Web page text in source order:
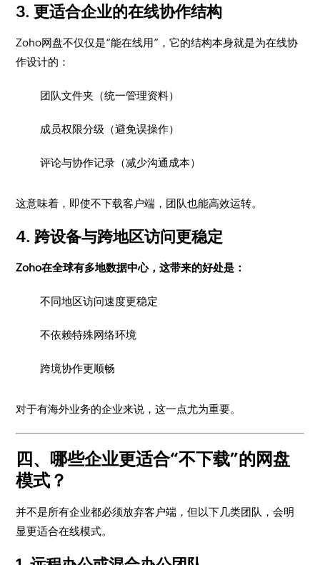
3. 更适合企业的在线协作结构
Zoho网盘不仅仅是“能在线用”，它的结构本身就是为在线协
作设计的：
团队文件夹（统一管理资料）
成员权限分级（避免误操作）
评论与协作记录（减少沟通成本）
这意味着，即使不下载客户端，团队也能高效运转。
4. 跨设备与跨地区访问更稳定
Zoho在全球有多地数据中心，这带来的好处是：
不同地区访问速度更稳定
不依赖特殊网络环境
跨境协作更顺畅
对于有海外业务的企业来说，这一点尤为重要。
四、哪些企业更适合“不下载”的网盘
模式？
并不是所有企业都必须放弃客户端，但以下几类团队，会明
显更适合在线模式。